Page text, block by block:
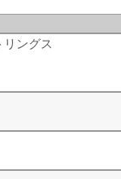
ングス